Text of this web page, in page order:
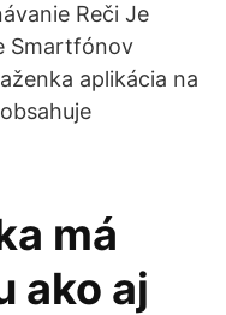
Reči Je
Smartfónov
aplikácia na
má
ako aj